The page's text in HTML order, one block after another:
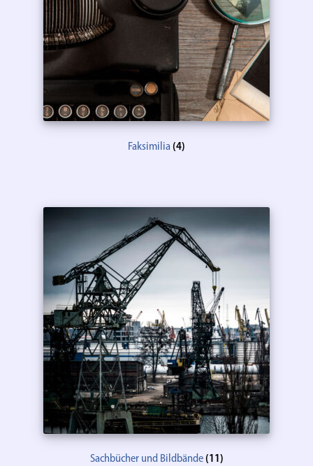
Faksimilia (4)
Sachbücher und Bildbände (11)